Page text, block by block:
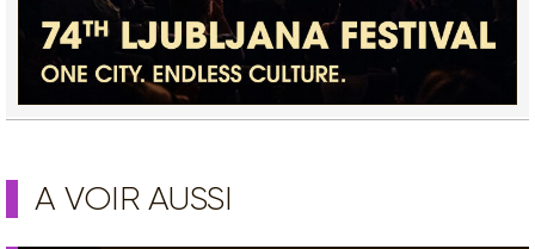
A VOIR AUSSI